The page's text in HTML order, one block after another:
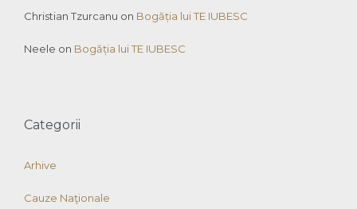
Christian Tzurcanu on Bogăția lui TE IUBESC
Neele on Bogăția lui TE IUBESC
Categorii
Arhive
Cauze Naţionale